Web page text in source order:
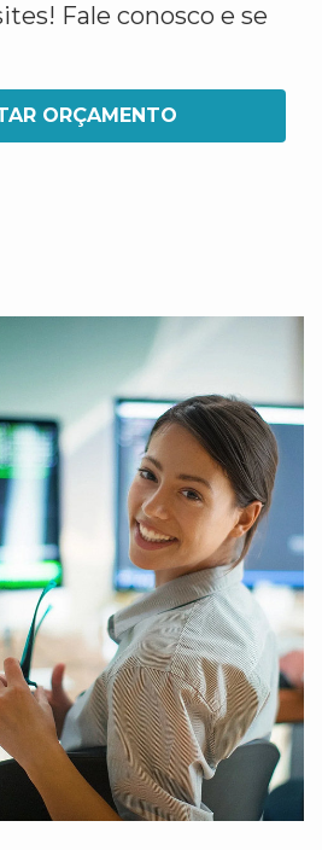
Fale conosco e se
ORÇAMENTO